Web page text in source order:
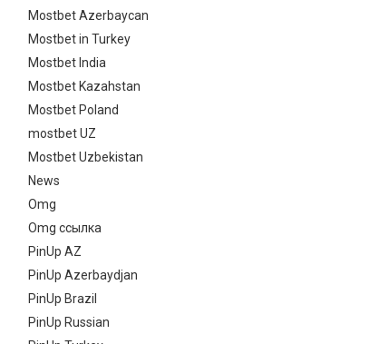
Mostbet Azerbaycan
Mostbet in Turkey
Mostbet India
Mostbet Kazahstan
Mostbet Poland
mostbet UZ
Mostbet Uzbekistan
News
Omg
Omg ссылка
PinUp AZ
PinUp Azerbaydjan
PinUp Brazil
PinUp Russian